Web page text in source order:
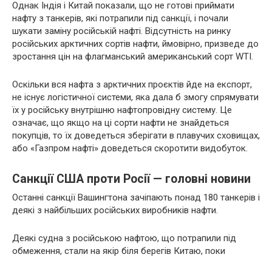
Однак Індія і Китай показали, що не готові приймати
нафту з танкерів, які потрапили під санкції, і почали
шукати заміну російській нафті. Відсутність на ринку
російських арктичних сортів нафти, ймовірно, призведе до
зростання цін на флагманський американський сорт WTI.
Оскільки вся нафта з арктичних проєктів йде на експорт,
не існує логістичної системи, яка дала б змогу спрямувати
їх у російську внутрішню нафтопровідну систему. Це
означає, що якщо на ці сорти нафти не знайдеться
покупців, то їх доведеться зберігати в плавучих сховищах,
або «Газпром нафті» доведеться скоротити видобуток.
Санкції США проти Росії — головні новини
Останні санкції Вашингтона зачіпають понад 180 танкерів і
деякі з найбільших російських виробників нафти.
Деякі судна з російською нафтою, що потрапили під
обмеження, стали на якір біля берегів Китаю, поки